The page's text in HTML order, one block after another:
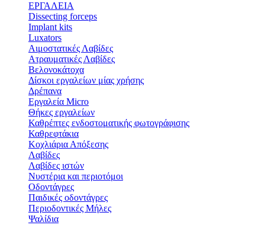
ΕΡΓΑΛΕΙΑ
Dissecting forceps
Implant kits
Luxators
Αιμοστατικές Λαβίδες
Ατραυματικές Λαβίδες
Βελονοκάτοχα
Δίσκοι εργαλείων μίας χρήσης
Δρέπανα
Εργαλεία Micro
Θήκες εργαλείων
Καθρέπτες ενδοστοματικής φωτογράφισης
Καθρεφτάκια
Κοχλιάρια Απόξεσης
Λαβίδες
Λαβίδες ιστών
Νυστέρια και περιοτόμοι
Οδοντάγρες
Παιδικές οδοντάγρες
Περιοδοντικές Μήλες
Ψαλίδια